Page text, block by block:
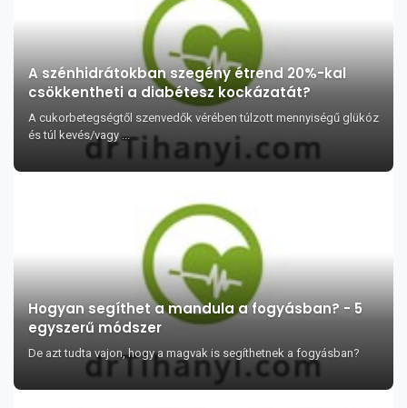
A szénhidrátokban szegény étrend 20%-kal
csökkentheti a diabétesz kockázatát?
A cukorbetegségtől szenvedők vérében túlzott mennyiségű glükóz
és túl kevés/vagy ...
Hogyan segíthet a mandula a fogyásban? - 5
egyszerű módszer
De azt tudta vajon, hogy a magvak is segíthetnek a fogyásban?